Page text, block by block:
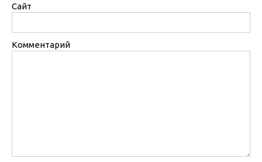
Сайт
Комментарий